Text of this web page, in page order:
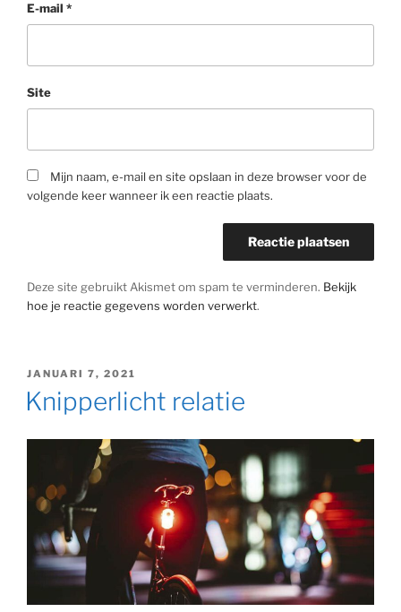
E-mail *
Site
Mijn naam, e-mail en site opslaan in deze browser voor de
volgende keer wanneer ik een reactie plaats.
Deze site gebruikt Akismet om spam te verminderen. Bekijk
hoe je reactie gegevens worden verwerkt.
GEPLAATST
OP
JANUARI 7, 2021
Knipperlicht relatie